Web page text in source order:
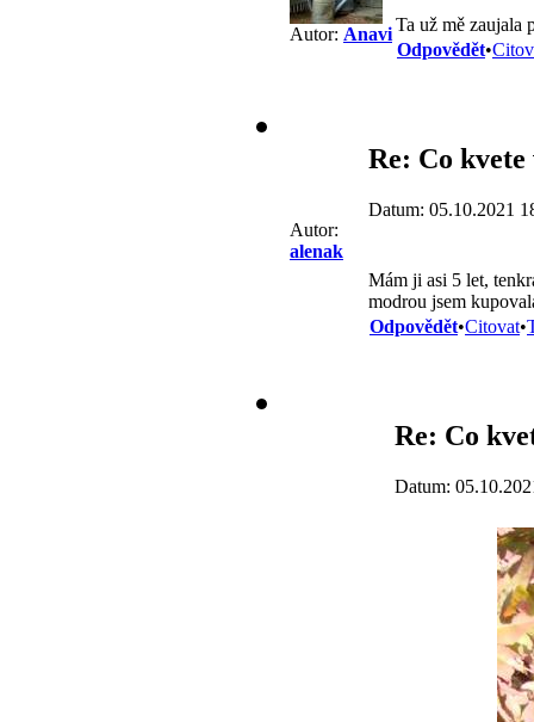
Autor: AnaviTa už mě zaujala
Odpovědět•
Autor:
alenak
Re: Co
Datum: 05.10.2021
Mám ji asi 5 let,
modrou jsem
Odpovědět•Citovat•
Re: Co
Datum: